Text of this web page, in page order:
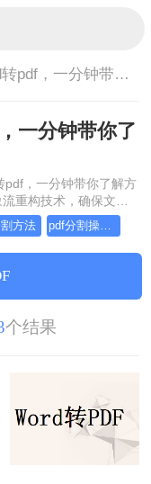
word转pdf，一分钟带你了解
一分钟带你了
pdf，一分钟带你了解方
重构技术，确保文档
版不乱码。支持一键批
加密保障隐私安全。
转pdf，一分钟带你了
办公。
方法
个结果